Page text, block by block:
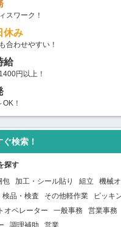
スワーク！
休み
合わせやすい！
給
円以上！
OK！
ぐ検索！
探す
包 加工・シール貼り 組立
機械
検品・検査 その他軽作業 ピッキ
オペレーター
一般事務 営業事務